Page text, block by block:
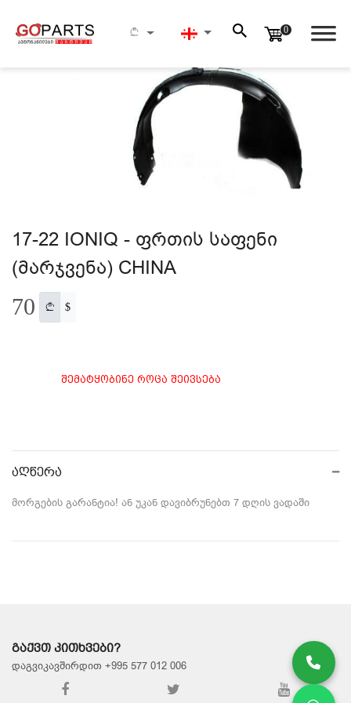
0
17-22 IONIQ - ფრთის საფენი
(მარჯვენა) CHINA
70 $
ᲨᲔᲛᲐᲢᲧᲝᲑᲘᲜᲔ ᲠᲝᲪᲐ ᲨᲔᲘᲕᲡᲔᲑᲐ
ᲨᲔᲜᲐᲮᲕᲐ
აღწერა
მორგების გარანტია! ან უკან დავიბრუნებთ 7 დღის ვადაში
ᲒᲐᲥᲕᲗ ᲙᲘᲗᲮᲕᲔᲑᲘ?
დაგვიკავშირდით +995 577 012 006